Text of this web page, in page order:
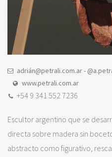
adrián@petrali.com.ar -
www.petrali.com.ar
+54 9 341 552 7236
Escultor argentino que se
directa sobre madera sin
abstracto como figurativo,